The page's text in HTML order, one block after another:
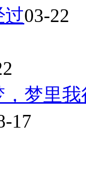
过03-22
梦里我
17